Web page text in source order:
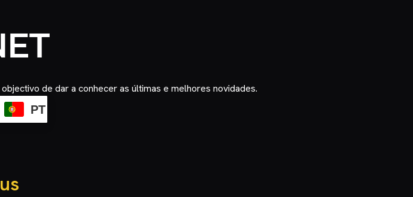
de dar a conhecer as últimas e melhores novidades.
PT